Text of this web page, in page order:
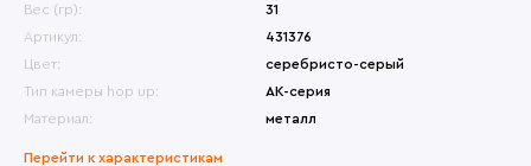
Вес (гр):
31
Артикул:
431376
Цвет:
серебристо-серый
Тип камеры hop up:
АК-серия
Материал:
металл
Перейти к характеристикам